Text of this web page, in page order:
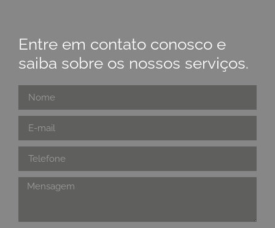
Entre em contato conosco e
saiba sobre os nossos serviços.